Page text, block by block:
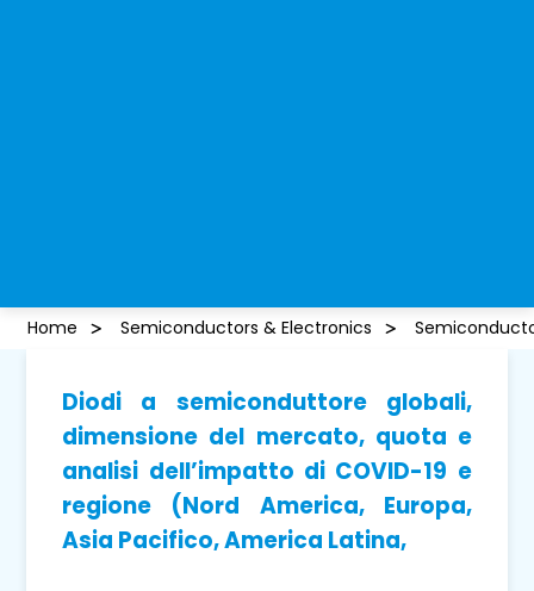
Home Semiconductors & Electronics
Diodi a semiconduttore globali,
dimensione del mercato, quota e
analisi dell’impatto di COVID-19 e
regione (Nord America, Europa,
Asia Pacifico, America Latina,